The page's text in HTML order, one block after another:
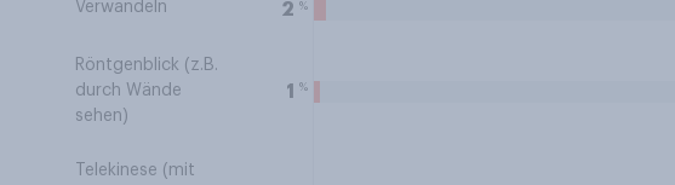
Verwandeln 2 %
Röntgenblick (z.B.
durch Wände
sehen)
1 %
Telekinese (mit